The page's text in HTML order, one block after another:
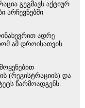
გეგმავს აქტიურ
არჩევნებში
ადრე
ამ დროისათვის
(რეგისტრაციის) და
წარმოადგენს.